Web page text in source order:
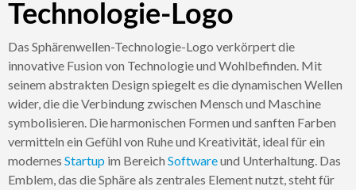
Technologie-Logo
Das Sphärenwellen-Technologie-Logo verkörpert die
innovative Fusion von Technologie und Wohlbefinden. Mit
seinem abstrakten Design spiegelt es die dynamischen Wellen
wider, die die Verbindung zwischen Mensch und Maschine
symbolisieren. Die harmonischen Formen und sanften Farben
vermitteln ein Gefühl von Ruhe und Kreativität, ideal für ein
modernes Startup im Bereich Softwareund Unterhaltung. Das
Emblem, das die Sphäre als zentrales Element nutzt, steht für